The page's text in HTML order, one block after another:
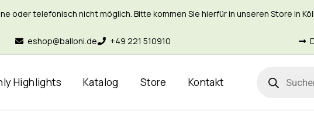
oder telefonisch nicht möglich. Bitte kommen Sie hierfür in unseren Store in
eshop@balloni.de +49 221 510910
Highlights Katalog Store Kontakt